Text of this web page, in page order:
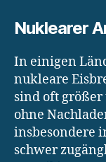
Nuklearer
In einigen
nukleare
sind oft
ohne
insbesondere
schwer